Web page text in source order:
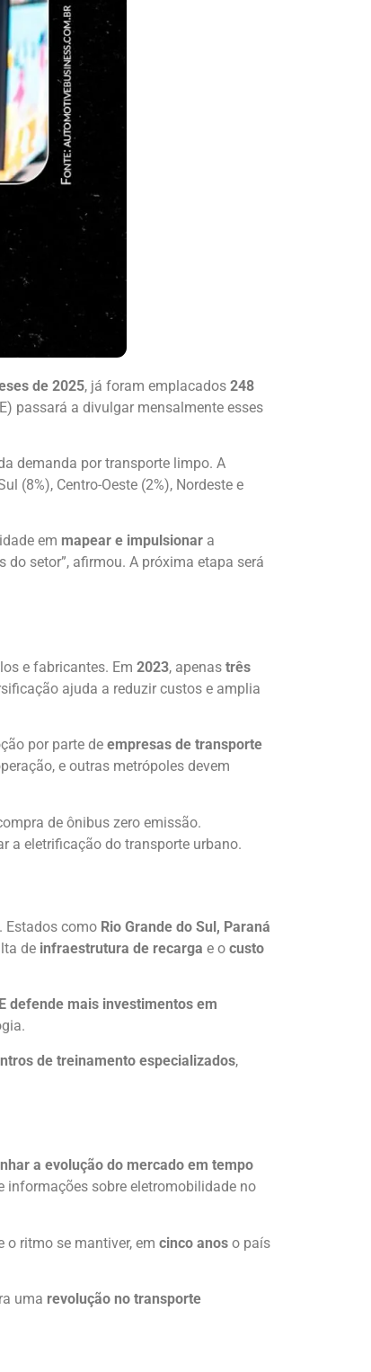
de 2025, já foram emplacados 248
passará a divulgar mensalmente esses
demanda por transporte limpo. A
(8%), Centro-Oeste (2%), Nordeste e
em mapear e impulsionar a
setor”, afirmou. A próxima etapa será
e fabricantes. Em 2023, apenas três
ajuda a reduzir custos e amplia
por parte de empresas de transporte
e outras metrópoles devem
de ônibus zero emissão.
a eletrificação do transporte urbano.
. Estados como Rio Grande do Sul, Paraná
de infraestrutura de recarga e o custo
defende mais investimentos em
de treinamento especializados,
a evolução do mercado em tempo
informações sobre eletromobilidade no
o ritmo se mantiver, em cinco anos o país
uma revolução no transporte